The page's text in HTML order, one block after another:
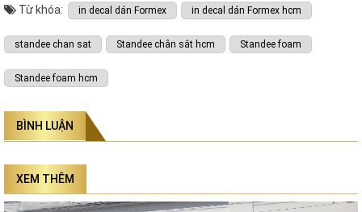
Từ khóa: in decal dán Formex in decal dán Formex hcm
standee chan sat Standee chân sắt hcm Standee foam
Standee foam hcm
BÌNH LUẬN
XEM THÊM